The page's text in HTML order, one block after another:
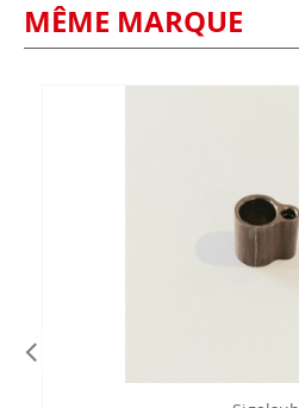
MÊME MARQUE